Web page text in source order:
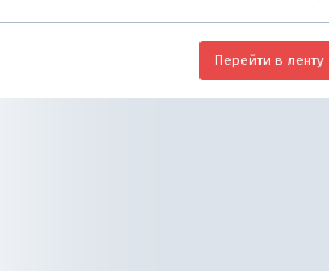
Перейти в ленту